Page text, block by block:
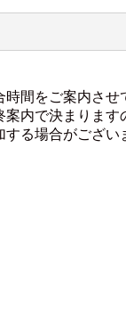
間をご案内させ
内で決まりま
る場合がござい